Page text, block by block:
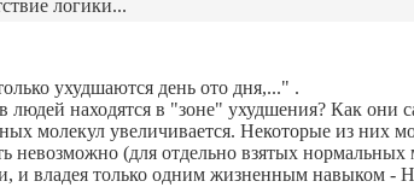
логики...
ухудшаются день ото дня,..." .
находятся в "зоне" ухудшения? Как они
молекул увеличивается. Некоторые из них
невозможно (для отдельно взятых
и владея только одним жизненным навыком -